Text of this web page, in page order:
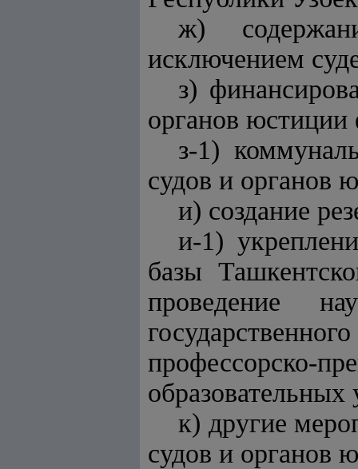
ж)
исключением
з)
органов
з-1)
судов и органов
и) создание
и-1)
базы
проведение
к) другие
судов и органов